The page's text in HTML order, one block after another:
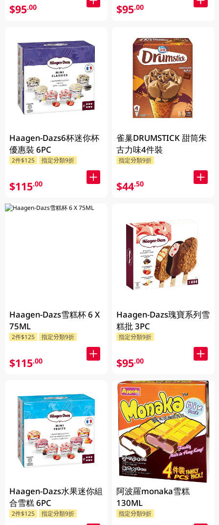
$95.00
Haagen-Dazs6杯迷你杯
優惠裝 6PC
2件$125 指定分類9折
$115.00
Haagen-Dazs雪糕杯 6 X
75ML
2件$125 指定分類9折
$115.00
Haagen-Dazs水果迷你組
合雪糕 6PC
2件$125 指定分類9折
$95.00
雀巢DRUMSTICK 甜筒朱
古力味4件裝
指定分類9折
$44.50
Haagen-Dazs瑰寶系列雪
糕批 3PC
指定分類9折
$95.00
阿波羅monaka雪糕
130ML
指定分類9折